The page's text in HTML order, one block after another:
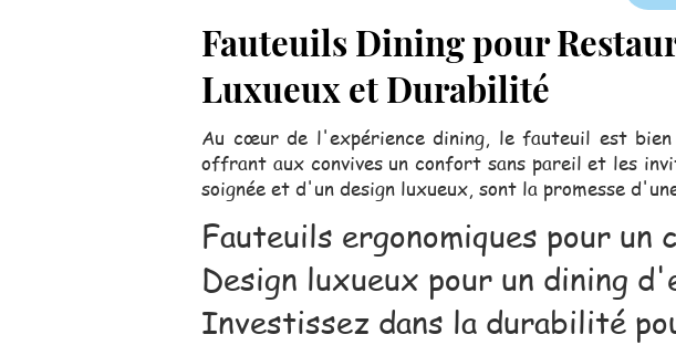
Fauteuils Dining pour
Luxueux et Durabilité
Au cœur de l'expérience dining, le fauteuil est
offrant aux convives un confort sans pareil et les
soignée et d'un design luxueux, sont la promesse
Fauteuils ergonomiques pour un
Design luxueux pour un dining
Investissez dans la durabilité